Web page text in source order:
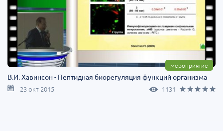
мероприятие
В.И. Хавинсон - Пептидная биорегуляция функций организма
23 окт 2015 1131